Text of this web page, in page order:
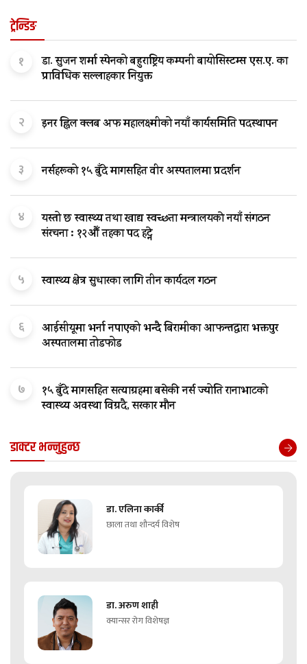
ट्रेन्डिङ
१
डा. सुजन शर्मा स्पेनको बहुराष्ट्रिय कम्पनी बायोसिस्टम्स एस.ए. का
प्राविधिक सल्लाहकार नियुक्त
२ इनर ह्विल क्लब अफ महालक्ष्मीको नयाँ कार्यसमिति पदस्थापन
३ नर्सहरूको १५ बुँदे मागसहित वीर अस्पतालमा प्रदर्शन
४
यस्तो छ स्वास्थ्य तथा खाद्य स्वच्छता मन्त्रालयकाे नयाँ संगठन
संरचना : १२औँ तहका पद हट्ने
५ स्वास्थ्य क्षेत्र सुधारका लागि तीन कार्यदल गठन
६
आईसीयूमा भर्ना नपाएको भन्दै बिरामीका आफन्तद्वारा भक्तपुर
अस्पतालमा तोडफोड
७
१५ बुँदे मागसहित सत्याग्रहमा बसेकी नर्स ज्योति रानाभाटको
स्वास्थ्य अवस्था विग्रदै, सरकार मौन
डाक्टर भन्नुहुन्छ
डा. एलिना कार्की
छाला तथा शौन्दर्य विशेष
डा. अरुण शाही
क्यान्सर रोग विशेषज्ञ